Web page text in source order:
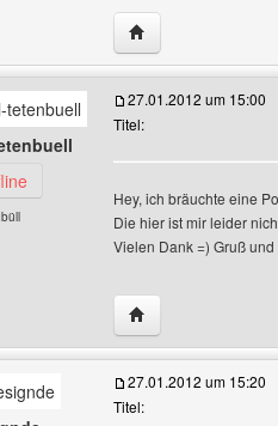
Website dieses
Benutzer-Profile anzeigen
27.01.2012 um 15:00
Titel:
Hey, ich bräuchte eine
Die hier ist mir leider
Vielen Dank =) Gruß
Website dieses
27.01.2012 um 15:20
Titel: